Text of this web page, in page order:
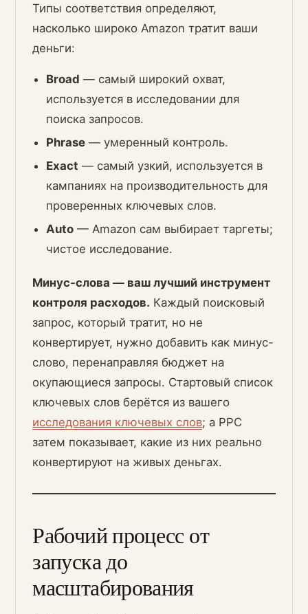
Типы соответствия определяют,
насколько широко Amazon тратит ваши
деньги:
Broad — самый широкий охват,
используется в исследовании для
поиска запросов.
Phrase — умеренный контроль.
Exact — самый узкий, используется в
кампаниях на производительность для
проверенных ключевых слов.
Auto — Amazon сам выбирает таргеты;
чистое исследование.
Минус-слова — ваш лучший инструмент
контроля расходов. Каждый поисковый
запрос, который тратит, но не
конвертирует, нужно добавить как минус-
слово, перенаправляя бюджет на
окупающиеся запросы. Стартовый список
ключевых слов берётся из вашего
исследования ключевых слов; а PPC
затем показывает, какие из них реально
конвертируют на живых деньгах.
Рабочий процесс от
запуска до
масштабирования